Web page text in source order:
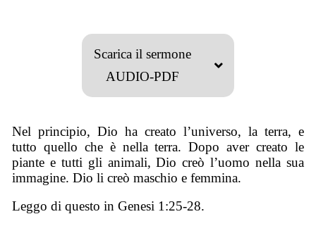
Scarica il sermone
AUDIO-PDF
Nel principio, Dio ha creato l’universo, la terra, e
tutto quello che è nella terra. Dopo aver creato le
piante e tutti gli animali, Dio creò l’uomo nella sua
immagine. Dio li creò maschio e femmina.
Leggo di questo in Genesi 1:25-28.